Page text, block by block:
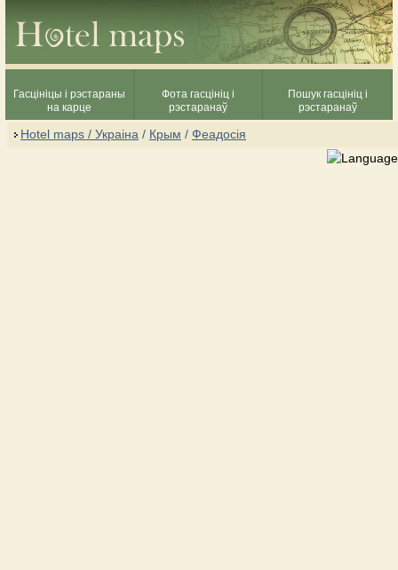
Гасцініцы і рэстараны
на карце
Фота гасцініц і
рэстаранаў
Пошук гасцініц і
рэстаранаў
Hotel maps / Украіна / Крым / Феадосія